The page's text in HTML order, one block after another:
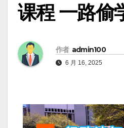
课程 一路偷
作者 admin100
6 月 16, 2025